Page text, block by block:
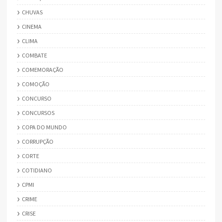
CHUVAS
CINEMA
CLIMA
COMBATE
COMEMORAÇÃO
COMOÇÃO
CONCURSO
CONCURSOS
COPA DO MUNDO
CORRUPÇÃO
CORTE
COTIDIANO
CPMI
CRIME
CRISE